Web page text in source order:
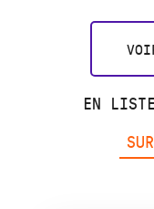
EN LISTE